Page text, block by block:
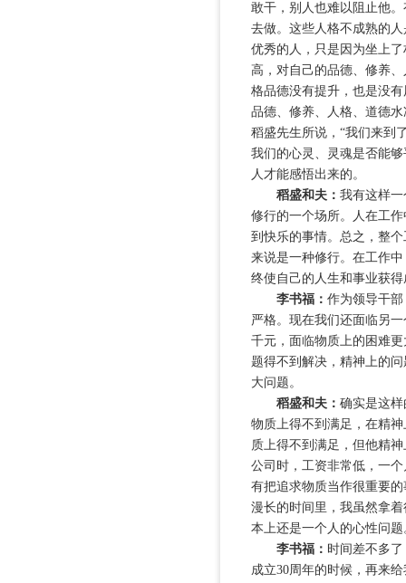
敢干，别人也难以阻止他
去做。这些人格不成熟的
优秀的人，只是因为坐上
高，对自己的品德、修养
格品德没有提升，也是没
品德、修养、人格、道德
稻盛先生所说，“我们来到
我们的心灵、灵魂是否能
人才能感悟出来的。
稻盛和夫： 我有这样
修行的一个场所。人在工
到快乐的事情。总之，整
来说是一种修行。在工作
终使自己的人生和事业获
李书福： 作为领导干
严格。现在我们还面临另
千元，面临物质上的困难
题得不到解决，精神上的
大问题。
稻盛和夫： 确实是这
物质上得不到满足，在精
质上得不到满足，但他精
公司时，工资非常低，一
有把追求物质当作很重要
漫长的时间里，我虽然拿
本上还是一个人的心性问题
李书福： 时间差不多
成立30周年的时候，再来